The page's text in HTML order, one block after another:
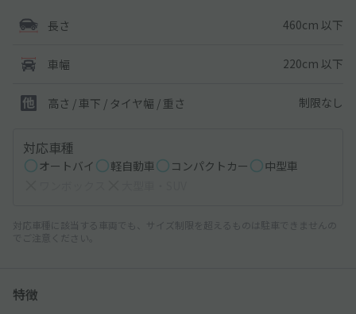
長さ 460cm 以下
車幅 220cm 以下
高さ / 車下 / タイヤ幅 / 重さ 制限なし
対応車種
オートバイ 軽自動車 コンパクトカー
中型車
対応車種に該当する車両でも、サイズ制限を超えるものは駐車できませんの
でご注意ください。
特徴